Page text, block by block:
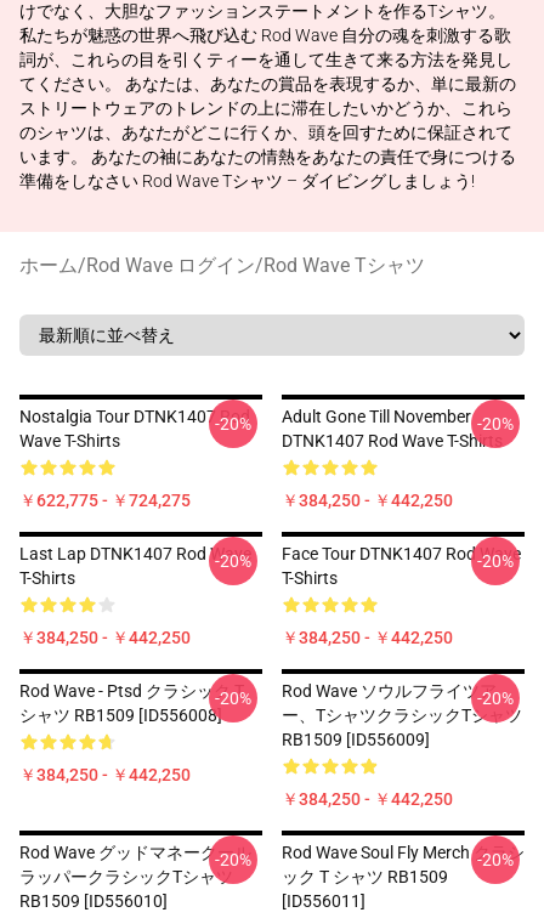
けでなく、大胆なファッションステートメントを作るTシャツ。
私たちが魅惑の世界へ飛び込む Rod Wave 自分の魂を刺激する歌
詞が、これらの目を引くティーを通して生きて来る方法を発見し
てください。 あなたは、あなたの賞品を表現するか、単に最新の
ストリートウェアのトレンドの上に滞在したいかどうか、これら
のシャツは、あなたがどこに行くか、頭を回すために保証されて
います。 あなたの袖にあなたの情熱をあなたの責任で身につける
準備をしなさい Rod Wave Tシャツ – ダイビングしましょう!
ホーム/Rod Wave ログイン/Rod Wave Tシャツ
Nostalgia Tour DTNK1407 Rod
Wave T-Shirts
￥622,775 - ￥724,275
-20%
Adult Gone Till November
DTNK1407 Rod Wave T-Shirts
￥384,250 - ￥442,250
-20%
Last Lap DTNK1407 Rod Wave
T-Shirts
￥384,250 - ￥442,250
-20%
Face Tour DTNK1407 Rod Wave
T-Shirts
￥384,250 - ￥442,250
-20%
Rod Wave - Ptsd クラシック T
シャツ RB1509 [ID556008]
￥384,250 - ￥442,250
-20%
Rod Wave ソウルフライツア
ー、TシャツクラシックTシャツ
RB1509 [ID556009]
￥384,250 - ￥442,250
-20%
Rod Wave グッドマネークール
ラッパークラシックTシャツ
RB1509 [ID556010]
-20%
Rod Wave Soul Fly Merch クラシ
ック T シャツ RB1509
[ID556011]
-20%